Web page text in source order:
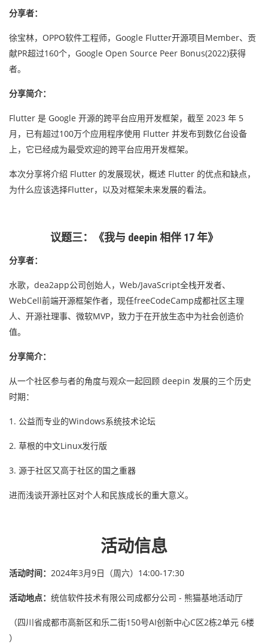
分享者：
徐宝林，OPPO软件工程师，Google Flutter开源项目Member、贡
献PR超过160个，Google Open Source Peer Bonus(2022)获得
者。
分享简介：
Flutter 是 Google 开源的跨平台应用开发框架，截至 2023 年 5
月，已有超过100万个应用程序使用 Flutter 并发布到数亿台设备
上，它已经成为最受欢迎的跨平台应用开发框架。
本次分享将介绍 Flutter 的发展现状，概述 Flutter 的优点和缺点，
为什么应该选择Flutter，以及对框架未来发展的看法。
议题三：《我与 deepin 相伴 17 年》
分享者：
水歌，dea2app公司创始人，Web/JavaScript全栈开发者、
WebCell前端开源框架作者，现任freeCodeCamp成都社区主理
人、开源社理事、微软MVP，致力于在开放生态中为社会创造价
值。
分享简介：
从一个社区参与者的角度与观众一起回顾 deepin 发展的三个历史
时期：
1. 公益而专业的Windows系统技术论坛
2. 草根的中文Linux发行版
3. 源于社区又高于社区的国之重器
进而浅谈开源社区对个人和民族成长的重大意义。
活动信息
活动时间： 2024年3月9日（周六）14:00-17:30
活动地点： 统信软件技术有限公司成都分公司 - 熊猫基地活动厅
（四川省成都市高新区和乐二街150号AI创新中心C区2栋2单元 6楼
）